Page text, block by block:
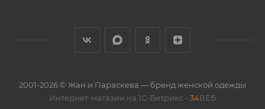
2001-2026 © Жан и Параскева — бренд женской одежды
Интернет-магазин на 1С-Битрикс - 34ВЕБ